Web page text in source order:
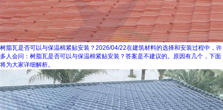
树脂瓦是否可以与保温棉紧贴安装？ 2026/04/22在建筑材料的选择和安装过程中，许
多人会问：树脂瓦是否可以与保温棉紧贴安装？答案是不建议的。原因有几个，下面
将为大家详细解析。